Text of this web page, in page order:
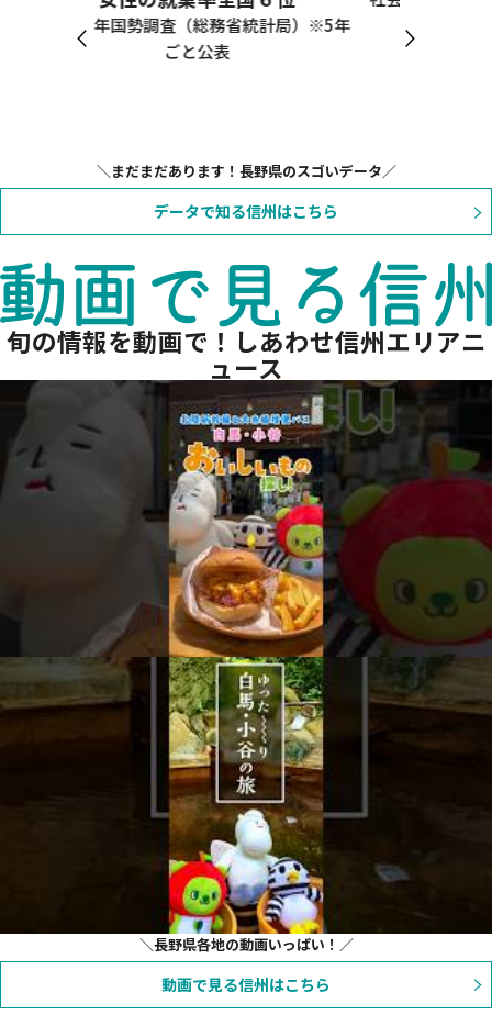
結果）※3年ごと公表
まだまだあります！長野県のスゴいデータ
データで知る信州はこちら
旬の情報を動画で！しあわせ信州エリアニ
ュース
長野県各地の動画いっぱい！
動画で見る信州はこちら